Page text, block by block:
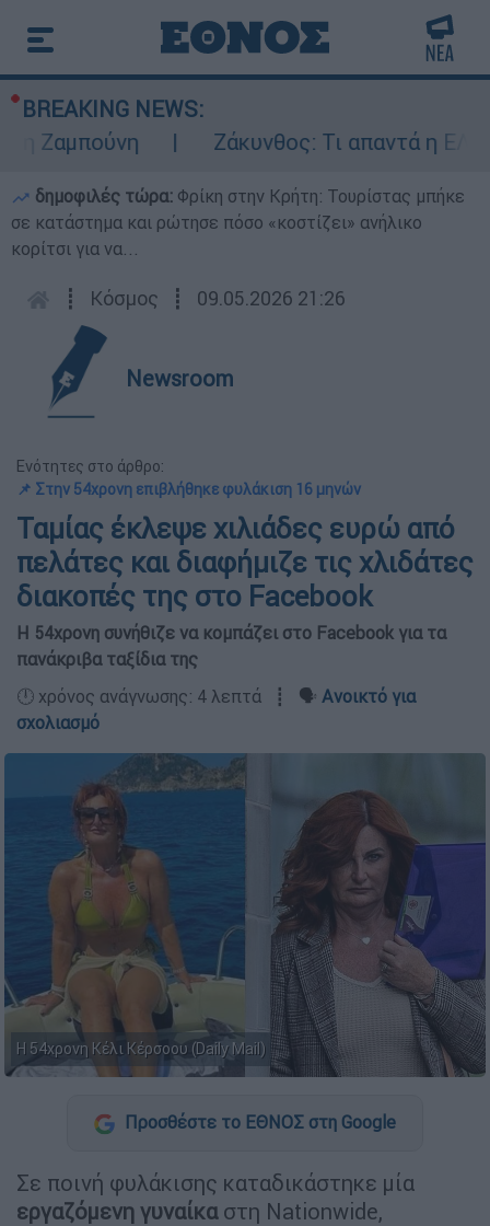
BREAKING NEWS:
Ζάκυνθος: Τι απαντά η ΕΛΑΣ
δημοφιλές τώρα: Φρίκη στην Κρήτη: Τουρίστας μπήκε
σε κατάστημα και ρώτησε πόσο «κοστίζει» ανήλικο
κορίτσι για να...
┋ Κόσμος ┋ 09.05.2026 21:26
Newsroom
Ενότητες στο άρθρο:
📌 Στην 54χρονη επιβλήθηκε φυλάκιση 16 μηνών
Ταμίας έκλεψε χιλιάδες ευρώ από
πελάτες και διαφήμιζε τις χλιδάτες
διακοπές της στο Facebook
Η 54χρονη συνήθιζε να κομπάζει στο Facebook για τα
πανάκριβα ταξίδια της
🕛 χρόνος ανάγνωσης: 4 λεπτά ┋ 🗣️ Ανοικτό για
σχολιασμό
Η 54χρονη Κέλι Κέρσοου (Daily Mail)
Προσθέστε το ΕΘΝΟΣ στη Google
Σε ποινή φυλάκισης καταδικάστηκε μία
εργαζόμενη γυναίκαστη Nationwide,